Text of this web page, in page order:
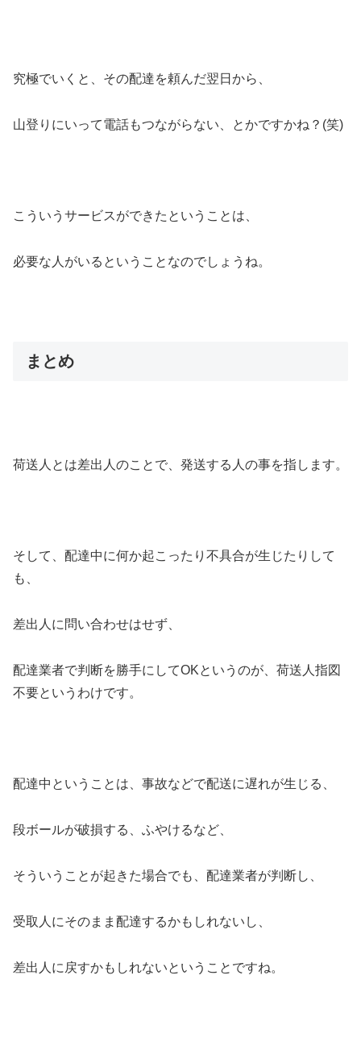
究極でいくと、その配達を頼んだ翌日から、
山登りにいって電話もつながらない、とかですかね？(笑)
こういうサービスができたということは、
必要な人がいるということなのでしょうね。
まとめ
荷送人とは差出人のことで、発送する人の事を指します。
そして、配達中に何か起こったり不具合が生じたりして
も、
差出人に問い合わせはせず、
配達業者で判断を勝手にしてOKというのが、荷送人指図
不要というわけです。
配達中ということは、事故などで配送に遅れが生じる、
段ボールが破損する、ふやけるなど、
そういうことが起きた場合でも、配達業者が判断し、
受取人にそのまま配達するかもしれないし、
差出人に戻すかもしれないということですね。